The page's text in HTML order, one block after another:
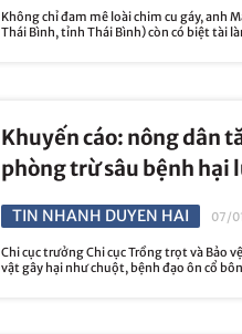
Không chỉ đam mê loài chim cu gáy, anh
Thái Bình, tỉnh Thái Bình) còn có biệt tài
Khuyến cáo: nông dân
phòng trừ sâu bệnh hại
TIN NHANH DUYEN HAI 07/
Chi cục trưởng Chi cục Trồng trọt và Bảo
vật gây hại như chuột, bệnh đạo ôn cổ